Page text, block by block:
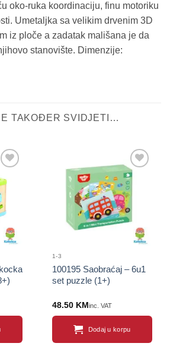
oko-ruka koordinaciju, finu motoriku
Umetaljka sa velikim drvenim 3D
iz ploče a zadatak mališana je da
stanovište. Dimenzije:
TAKOĐER SVIDJETI…
Sačuvaj
proizvod
1-3
100195 Saobraćaj – 6u1
set puzzle (1+)
48.50 KM inc. VAT
Dodaj u korpu